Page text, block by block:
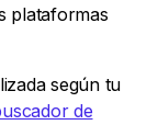
plataformas
según tu
de